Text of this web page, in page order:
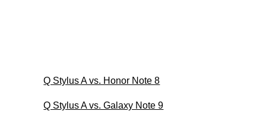
Q Stylus A vs. Honor Note 8
Q Stylus A vs. Galaxy Note 9